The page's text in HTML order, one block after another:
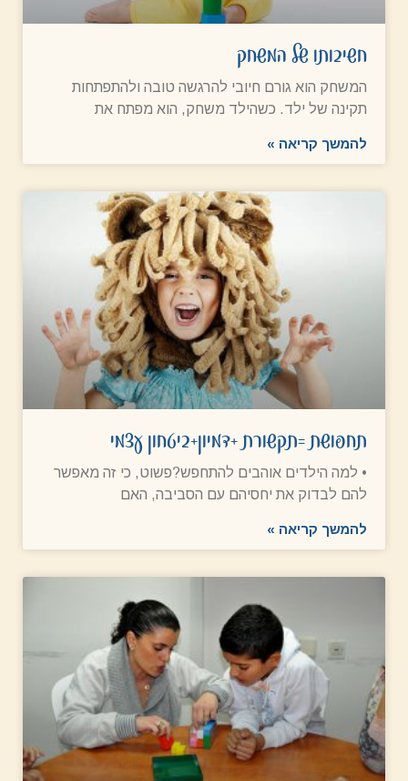
חשיבותו של המשחק
המשחק הוא גורם חיובי להרגשה טובה ולהתפתחות
תקינה של ילד. כשהילד משחק, הוא מפתח את
להמשך קריאה »
תחפושת =תקשורת +דמיון+ביטחון עצמי
• למה הילדים אוהבים להתחפש?פשוט, כי זה מאפשר
להם לבדוק את יחסיהם עם הסביבה, האם
להמשך קריאה »